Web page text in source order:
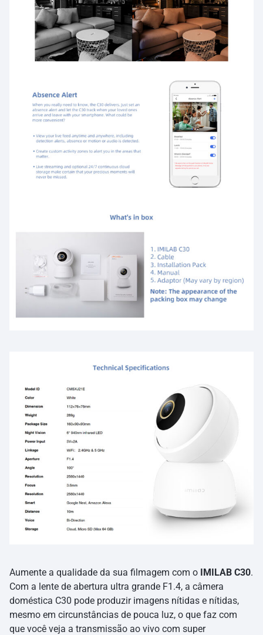
Aumente a qualidade da sua filmagem com o IMILAB C30.
Com a lente de abertura ultra grande F1.4, a câmera
doméstica C30 pode produzir imagens nítidas e nítidas,
mesmo em circunstâncias de pouca luz, o que faz com
que você veja a transmissão ao vivo com super